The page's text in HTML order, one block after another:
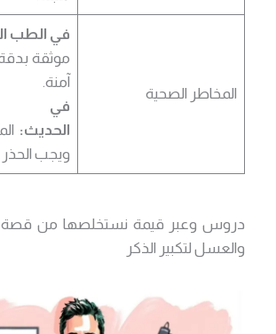
المخاطر الصحية
في الطب
موثقة بدقة
آمنة.
في
الحديث:
ويجب
دروس وعبر قيمة نستخلصها من قصة
والعسل لتكبير الذكر